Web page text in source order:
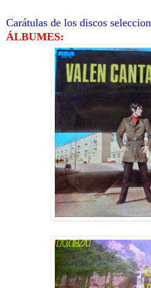
Carátulas de los discos
ÁLBUMES: